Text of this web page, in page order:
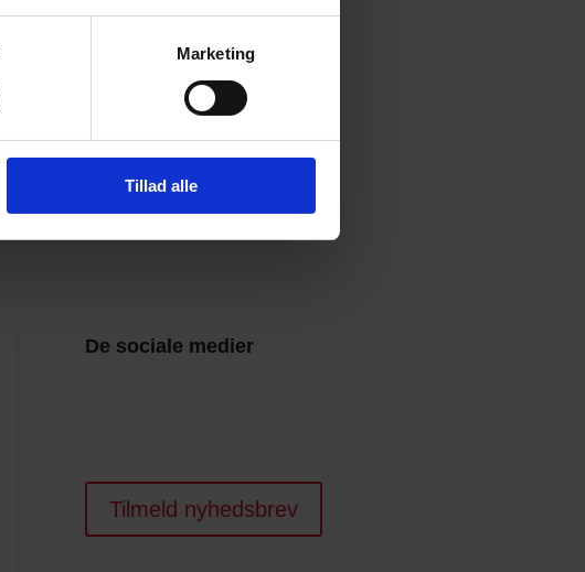
Marketing
Tillad alle
De sociale medier
Tilmeld nyhedsbrev